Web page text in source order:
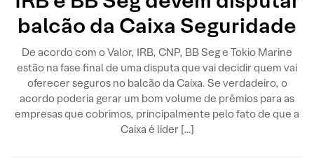
balcão da Caixa Seguridade
De acordo com o Valor, IRB, CNP, BB Seg e Tokio Marine
estão na fase final de uma disputa que vai decidir quem vai
oferecer seguros no balcão da Caixa. Se verdadeiro, o
acordo poderia gerar um bom volume de prêmios para as
empresas que cobrimos, principalmente pelo fato de que a
Caixa é líder […]